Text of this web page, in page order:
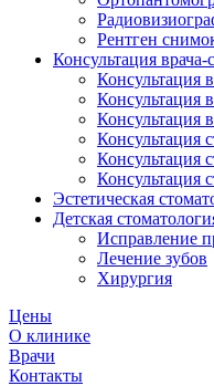
Рентген
Консультация врача-
Консультация
Консультация
Консультация
Консультация
Консультация
Консультация
Эстетическая
Детская
Исправление
Лечение зубов
Хирургия
Цены
О клинике
Врачи
Контакты